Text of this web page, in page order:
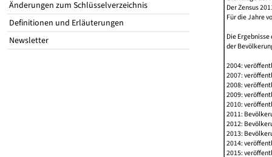
Änderungen zum Schlüsselverzeichnis
Definitionen und Erläuterungen
Newsletter
Der Zensus
Für die Jahre
Die
der
2004:
2007:
2008:
2009:
2010:
2011:
2012:
2013:
2014:
2015: